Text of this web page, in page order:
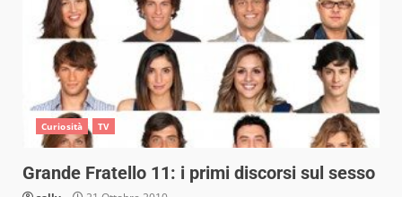
Curiosità TV
Grande Fratello 11: i primi discorsi sul sesso